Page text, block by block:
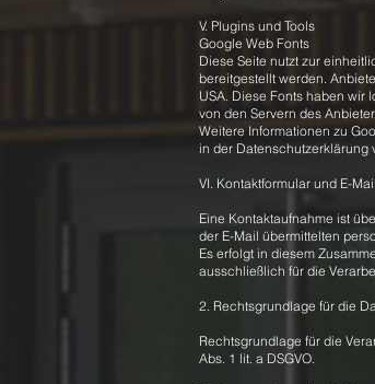
V. Plugins und Tools
Google Web Fonts
Diese Seite nutzt zur
bereitgestellt werden.
USA. Diese Fonts haben wir
von den Servern des
Weitere Informationen zu
in der Datenschutzerklärung
VI. Kontaktformular und E-
Eine Kontaktaufnahme ist
der E-Mail übermittelten
Es erfolgt in diesem
ausschließlich für die
2. Rechtsgrundlage für die
Rechtsgrundlage für die
Abs. 1 lit. a DSGVO.